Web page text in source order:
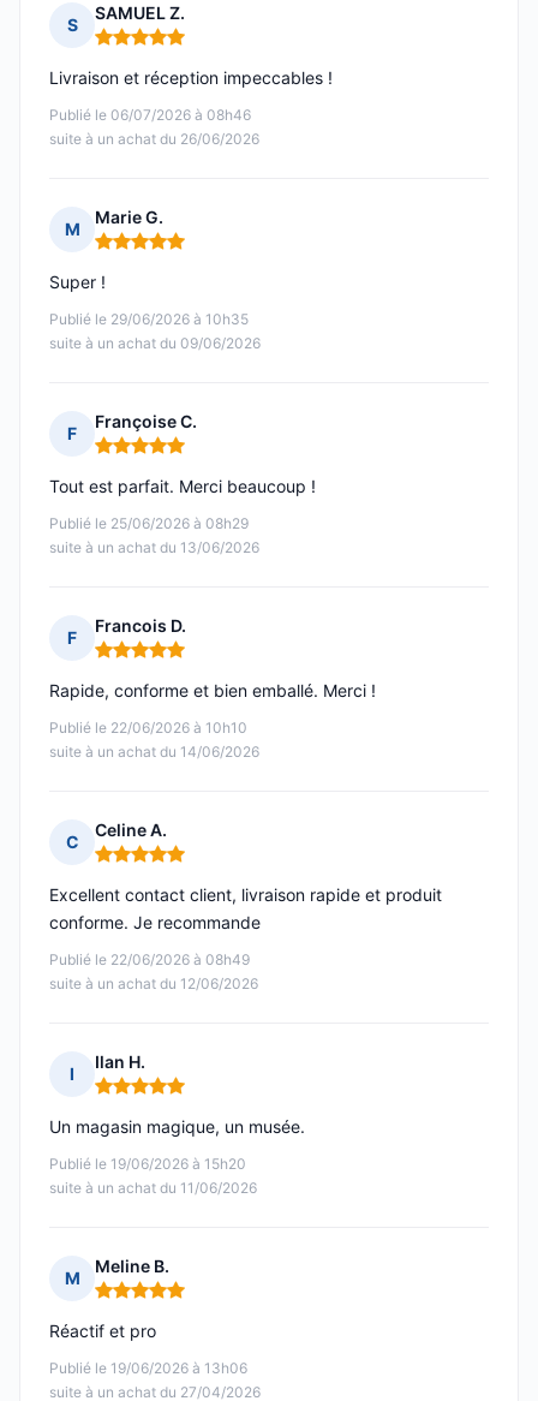
S
SAMUEL Z.
Note : 5 sur 5
Publié le 06/07/2026 à 08h46
suite à un achat du 26/06/2026
Livraison et réception impeccables !
M
Marie G.
Note : 5 sur 5
Publié le 29/06/2026 à 10h35
suite à un achat du 09/06/2026
Super !
F
Françoise C.
Note : 5 sur 5
Publié le 25/06/2026 à 08h29
suite à un achat du 13/06/2026
Tout est parfait. Merci beaucoup !
F
Francois D.
Note : 5 sur 5
Publié le 22/06/2026 à 10h10
suite à un achat du 14/06/2026
Rapide, conforme et bien emballé. Merci !
C
Celine A.
Note : 5 sur 5
Publié le 22/06/2026 à 08h49
suite à un achat du 12/06/2026
Excellent contact client, livraison rapide et produit
conforme. Je recommande
I
Ilan H.
Note : 5 sur 5
Publié le 19/06/2026 à 15h20
suite à un achat du 11/06/2026
Un magasin magique, un musée.
M
Meline B.
Note : 5 sur 5
Publié le 19/06/2026 à 13h06
suite à un achat du 27/04/2026
Réactif et pro